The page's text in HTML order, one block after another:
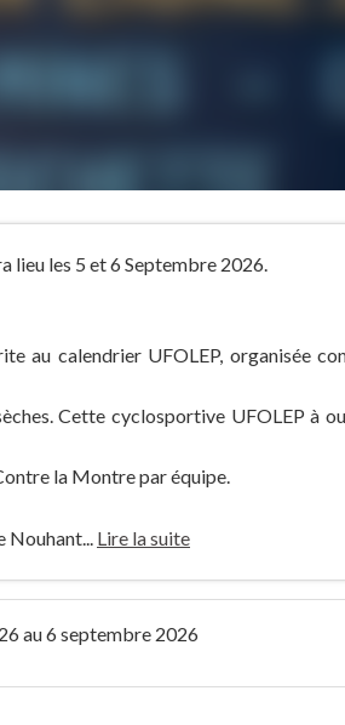
lieu les 5 et 6 Septembre 2026.
au calendrier UFOLEP, organisée
Cette cyclosportive UFOLEP à
la Montre par équipe.
Nouhant... Lire la suite
au6 septembre 2026